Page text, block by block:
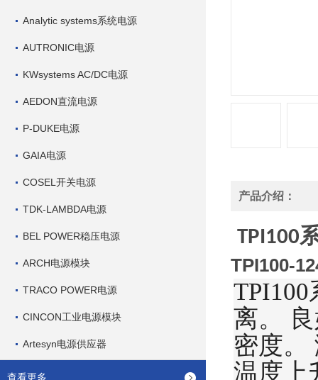
Analytic systems系统电源
AUTRONIC电源
KWsystems AC/DC电源
AEDON直流电源
P-DUKE电源
GAIA电源
COSEL开关电源
TDK-LAMBDA电源
BEL POWER稳压电源
ARCH电源模块
TRACO POWER电源
CINCON工业电源模块
Artesyn电源供应器
查看更多
产品介绍：
TPI100
TPI100-
离。
密度。
温度上